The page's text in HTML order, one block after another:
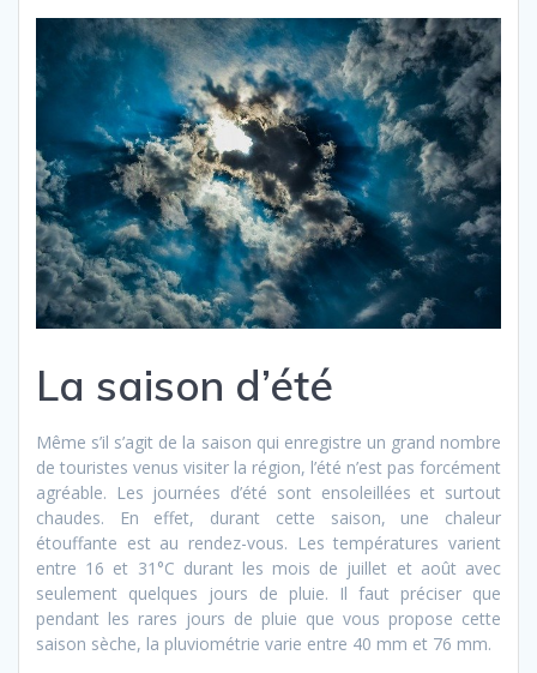
La saison d’été
Même s’il s’agit de la saison qui enregistre un grand nombre
de touristes venus visiter la région, l’été n’est pas forcément
agréable. Les journées d’été sont ensoleillées et surtout
chaudes. En effet, durant cette saison, une chaleur
étouffante est au rendez-vous. Les températures varient
entre 16 et 31°C durant les mois de juillet et août avec
seulement quelques jours de pluie. Il faut préciser que
pendant les rares jours de pluie que vous propose cette
saison sèche, la pluviométrie varie entre 40 mm et 76 mm.